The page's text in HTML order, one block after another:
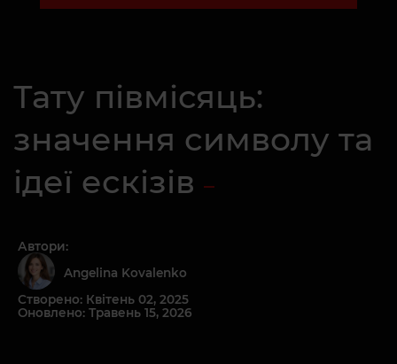
Тату півмісяць:
значення символу та
ідеї ескізів
Автори:
Angelina Kovalenko
Створено: Квітень 02, 2025
Оновлено: Травень 15, 2026